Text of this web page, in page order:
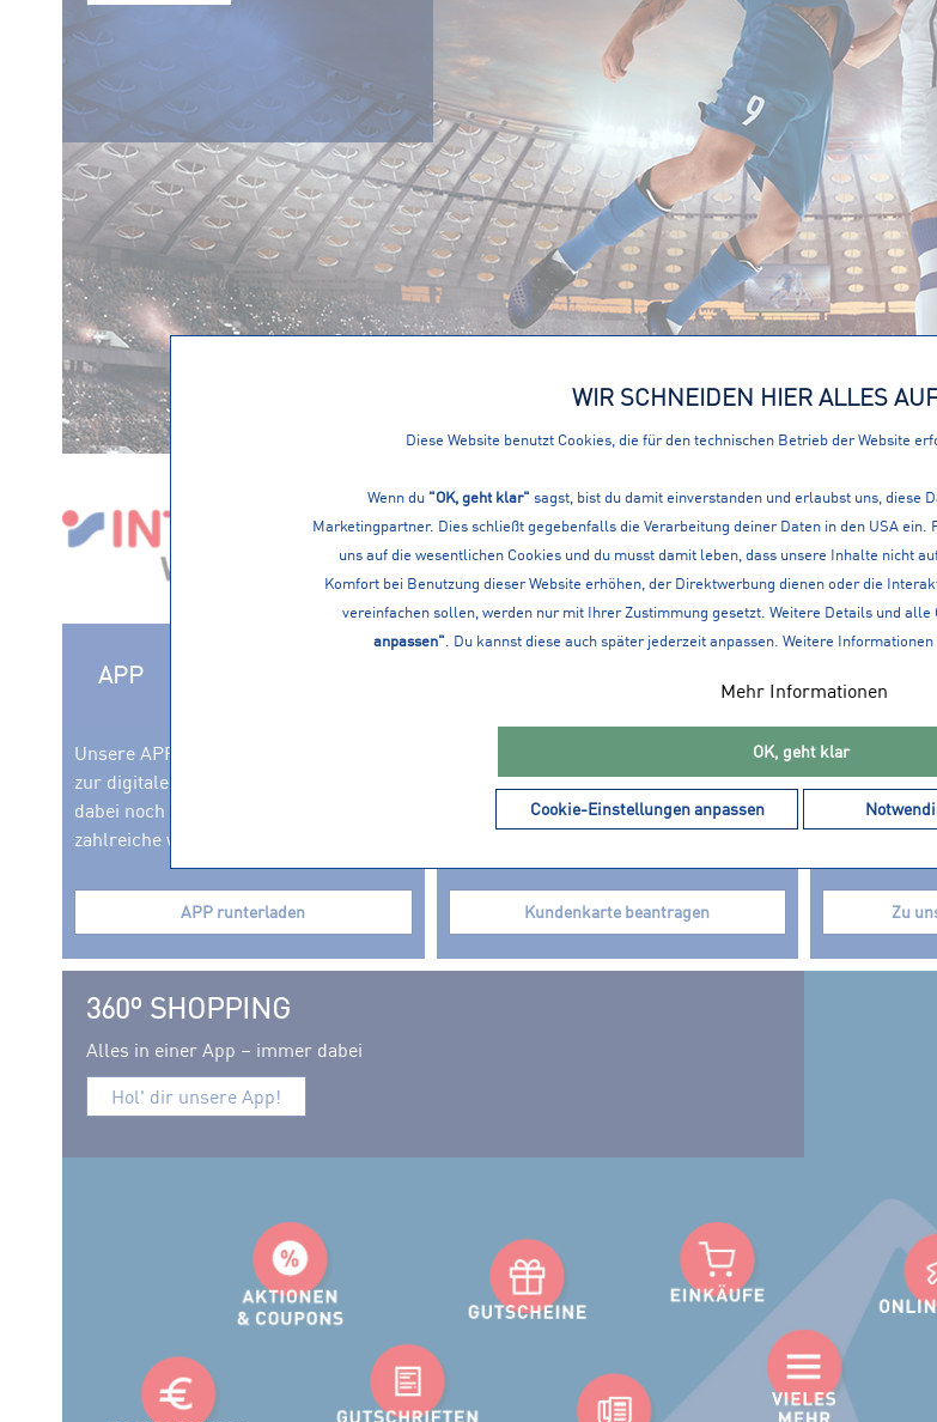
INTERSPORT
Beratung und Service mit moderner
Funktionsbekleidung ,Laufschuhe oder
APP
Unsere APP erweitert die ActiveCard
zur digitalen Kundenkarte und bietet dir
dabei noch mehr Funktionalität und
zahlreiche weitere Vorteile.
APP runterladen
Kundenkarte, bekommst du zahlreiche
exklusive Vorteile. Spare bei jedem
Kundenkarte beantragen
Punkte
EURO
du bares
Zu
360º SHOPPING
Alles in einer App – immer dabei
Hol' dir unsere App!
WIR SCHNEIDEN HIER ALLES
Diese Website benutzt Cookies, die für den technischen Betrieb der Website
Wenn du "OK, geht klar" sagst, bist du damit einverstanden und erlaubst uns, diese
Marketingpartner. Dies schließt gegebenfalls die Verarbeitung deiner Daten in den USA
uns auf die wesentlichen Cookies und du musst damit leben, dass unsere Inhalte nicht
Komfort bei Benutzung dieser Website erhöhen, der Direktwerbung dienen oder die
vereinfachen sollen, werden nur mit Ihrer Zustimmung gesetzt. Weitere Details und alle
anpassen" . Du kannst diese auch später jederzeit anpassen. Weitere
Mehr Informationen
OK, geht klar
Cookie-Einstellungen anpassen